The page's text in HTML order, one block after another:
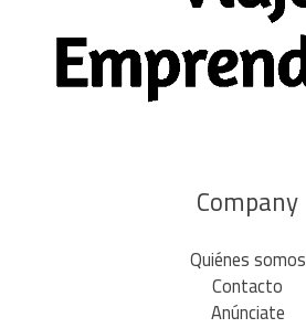
Company
Quiénes somos
Contacto
Anúnciate